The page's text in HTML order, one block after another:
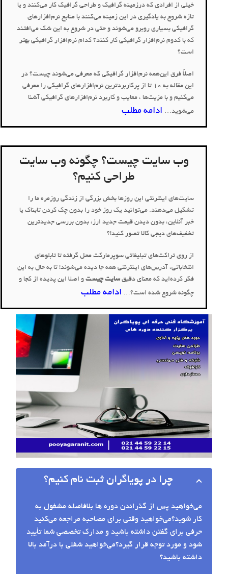
خیلی از افرادی که درزمینه گرافیک و طراحی گرافیک کار می‌کنند و یا
تازه شروع به یادگیری در این زمینه می‌کنند با منابع نرم‌افزارهای
گرافیکی بسیاری روبرو می‌شوند و حتی در شروع به این شک می‌افتند
که با کدوم نرم‌افزار گرافیکی کار کنند؟ کدام نرم‌افزار گرافیکی بهتر
است؟
اصلاً فرق این‌همه نرم‌افزار گرافیکی که معرفی می‌شوند چیست؟ در
این مقاله به 10 تا از پرکاربردترین نرم‌افزارهای گرافیکی را معرفی
می‌کنیم و با مزیت‌ها ، معایب و کاربرد نرم‌افزارهای گرافیکی آشنا
می‌شوید… ادامه مطلب
وب سایت چیست؟ چگونه وب سایت
طراحی کنیم؟
سایت‌های اینترنتی این روزها بخش بزرگی از زندگی روزمره ما را
تشکیل می‌دهند. می‌توانید یک روز خود را بدون چک کردن تابناک یا
خبر آنلاین، بدون دیدن قیمت جدید ارز، بدون بررسی جدیدترین
تخفیف‌های دیجی کالا تصور کنید!؟
از روی تراکت‌های تبلیغاتی سوپرمارکت محل گرفته تا تابلوهای
انتخاباتی، آدرس‌های اینترنتی همه جا دیده می‌شوند! تا به حال به این
فکر کرده‌اید که معنای دقیقسایت چیست و اصلا این پدیده از کجا و
چگونه شروع شده است؟… ادامه مطلب
چرا در پویاگران ثبت نام کنیم؟
می‌خواهید پس از گذراندن دوره ها بلافاصله مشغول به
کار شوید؟می‌خواهید وقتی برای مصاحبه مراجعه می‌کنید
حرفی برای گفتن داشته باشید و مدارک تخصصی شما تأیید
شود و مورد توجه قرار گیرد؟می‌خواهید شغلی با درآمد بالا
داشته باشید؟